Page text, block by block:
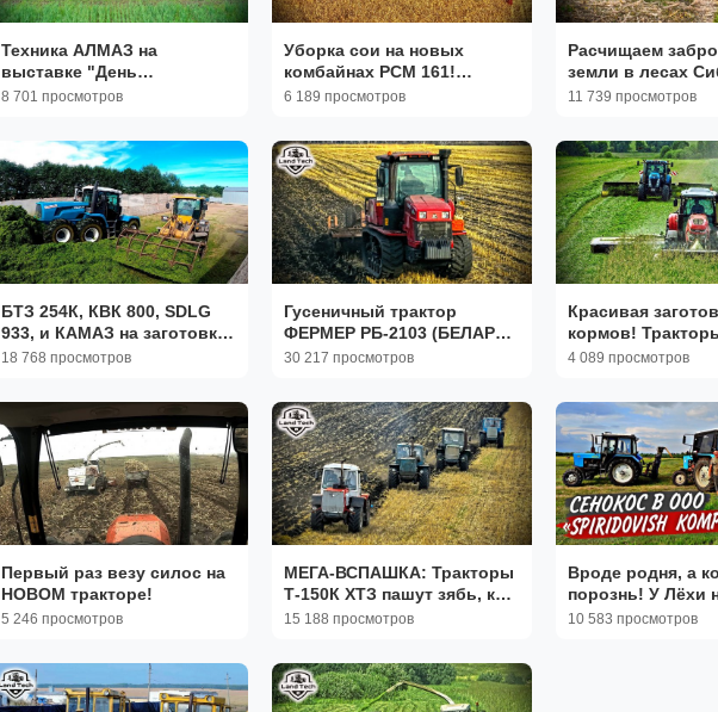
Техника АЛМАЗ на
выставке "День
Сибирского поля 2022"!
8 701 просмотров
Уборка сои на новых
комбайнах РСМ 161!
Двигатель WEICHAI в
6 189 просмотров
Расчищаем
земли в лесах
Тяжелая техника в
11 739 просмотров
БТЗ 254К, КВК 800, SDLG
933, и КАМАЗ на заготовке
силоса
18 768 просмотров
Гусеничный трактор
ФЕРМЕР РБ-2103 (БЕЛАРУС
2103) - что стало спустя
30 217 просмотров
Красивая
кормов!
New Holland, РСМ
4 089 просмотров
Первый раз везу силос на
НОВОМ тракторе!
5 246 просмотров
МЕГА-ВСПАШКА: Тракторы
Т-150К ХТЗ пашут зябь, как
в старые времена!
15 188 просмотров
Вроде родня, а
порознь! У Лёхи
сенокосе: МТЗ-
10 583 просмотров